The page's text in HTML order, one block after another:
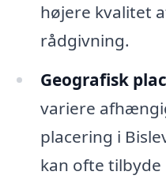
højere kvalitet
rådgivning.
Geografisk
variere
placering i
kan ofte